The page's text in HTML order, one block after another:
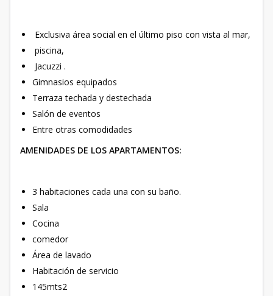
Exclusiva área social en el último piso con vista al mar,
piscina,
Jacuzzi .
Gimnasios equipados
Terraza techada y destechada
Salón de eventos
Entre otras comodidades
AMENIDADES DE LOS APARTAMENTOS:
3 habitaciones cada una con su baño.
Sala
Cocina
comedor
Área de lavado
Habitación de servicio
145mts2